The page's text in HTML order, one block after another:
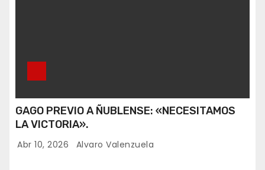
GAGO PREVIO A ÑUBLENSE: «NECESITAMOS
LA VICTORIA».
Abr 10, 2026 Alvaro Valenzuela